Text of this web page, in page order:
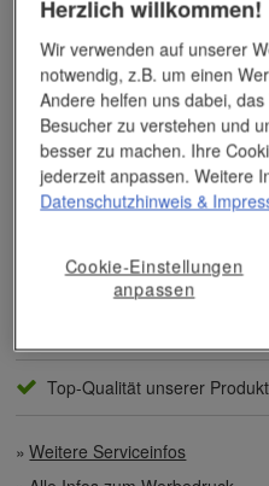
Das Unternehmen verfügt über
Dieses Wissen kommt unseren
insbesondere wenn es um
andere Veredelungsverfahren
Unser Service
Zahlen per Rechnung
Top-Qualität unserer
Weitere Serviceinfos
Herzlich willkommen!
Wir verwenden auf unserer
notwendig, z.B. um einen
Andere helfen uns dabei,
Besucher zu verstehen und
besser zu machen. Ihre
jederzeit anpassen. Weitere
Datenschutzhinweis &
Cookie-Einstellungen
anpassen